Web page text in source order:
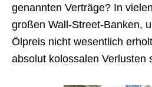
genannten Verträge? In
großen Wall-Street-Banken,
Ölpreis nicht wesentlich
absolut kolossalen Verlusten